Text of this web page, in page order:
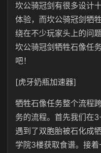
坎公骑冠剑有很多设计
体验，而坎公骑冠剑牺
绕在不少玩家头上的问
坎公骑冠剑牺牲石像任
吧！
[虎牙奶瓶加速器]
牺牲石像任务整个流程
务的流程。首先我们在
遇到了双胞胎被石化成
学院3楼获取食谱。接